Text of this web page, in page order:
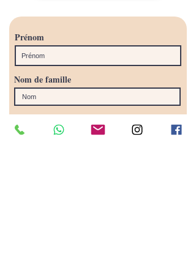
Prénom
Nom de famille
Téléphone